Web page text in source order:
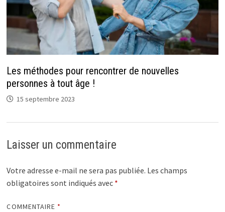
Les méthodes pour rencontrer de nouvelles
personnes à tout âge !
15 septembre 2023
Laisser un commentaire
Votre adresse e-mail ne sera pas publiée. Les champs
obligatoires sont indiqués avec *
COMMENTAIRE *